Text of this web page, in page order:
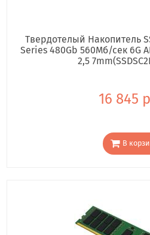
Твердотелый Накопитель
Series 480Gb 560Мб/сек 6G
2,5
16 845
В